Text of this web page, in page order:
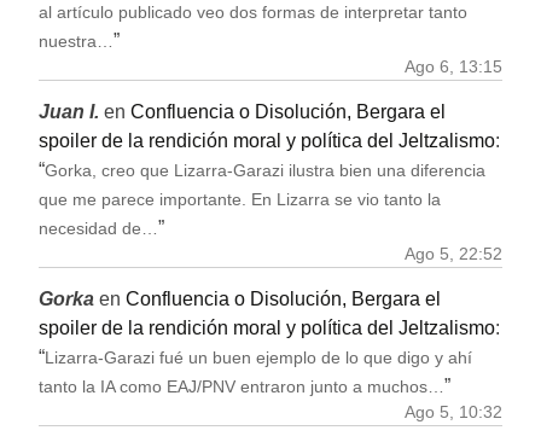
al artículo publicado veo dos formas de interpretar tanto
nuestra…”
Ago 6, 13:15
Juan I. en Confluencia o Disolución, Bergara el
spoiler de la rendición moral y política del Jeltzalismo:
“Gorka, creo que Lizarra-Garazi ilustra bien una diferencia
que me parece importante. En Lizarra se vio tanto la
necesidad de…”
Ago 5, 22:52
Gorka en Confluencia o Disolución, Bergara el
spoiler de la rendición moral y política del Jeltzalismo:
“ Lizarra-Garazi fué un buen ejemplo de lo que digo y ahí
tanto la IA como EAJ/PNV entraron junto a muchos… ”
Ago 5, 10:32